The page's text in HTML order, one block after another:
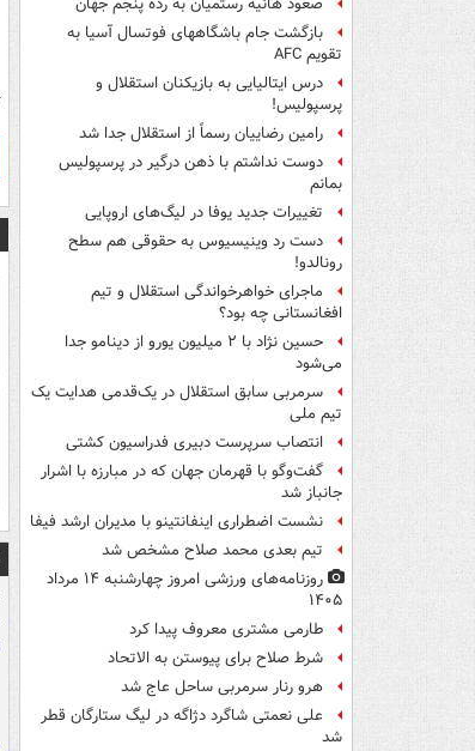
صعود هانیه رستمیان به رده پنجم جهان
بازگشت جام باشگاههای فوتسال آسیا به
تقویم AFC
درس ایتالیایی‌ به بازیکنان استقلال و
پرسپولیس!
رامین رضاییان رسماً از استقلال جدا شد
دوست نداشتم با ذهن درگیر در پرسپولیس
بمانم
تغییرات جدید یوفا در لیگ‌های اروپایی
دست رد وینیسیوس به حقوقی هم سطح
رونالدو!
ماجرای خواهرخواندگی استقلال و تیم
افغانستانی چه بود؟
حسین نژاد با ۲ میلیون یورو از دینامو جدا
می‌شود
سرمربی سابق استقلال در یک‌قدمی هدایت یک
تیم ملی
انتصاب سرپرست دبیری فدراسیون کشتی
گفت‌وگو با قهرمان جهان که در مبارزه با اشرار
جانباز شد
نشست اضطراری اینفانتینو با مدیران ارشد فیفا
تیم بعدی محمد صلاح مشخص شد
روزنامه‌های ورزشی امروز چهارشنبه ۱۴ مرداد
۱۴۰۵
طارمی مشتری معروف پیدا کرد
شرط صلاح برای پیوستن به الاتحاد
هرو رنار سرمربی ساحل عاج شد
علی نعمتی شاگرد دژاگه در لیگ ستارگان قطر
شد